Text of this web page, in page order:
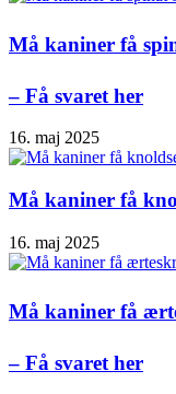
Må kaniner få
– Få svaret her
16. maj 2025
Må kaniner få
16. maj 2025
Må kaniner få
– Få svaret her